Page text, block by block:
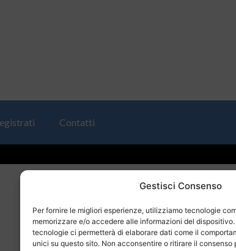
Gestisci Consenso
Per fornire le migliori esperienze, utilizziamo tecnologie
memorizzare e/o accedere alle informazioni del
tecnologie ci permetterà di elaborare dati come il
unici su questo sito. Non acconsentire o ritirare il
Contatti